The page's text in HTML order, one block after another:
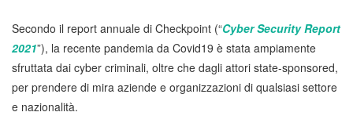
Secondo il report annuale di Checkpoint (“Cyber Security Report
2021”), la recente pandemia da Covid19 è stata ampiamente
sfruttata dai cyber criminali, oltre che dagli attori state-sponsored,
per prendere di mira aziende e organizzazioni di qualsiasi settore
e nazionalità.